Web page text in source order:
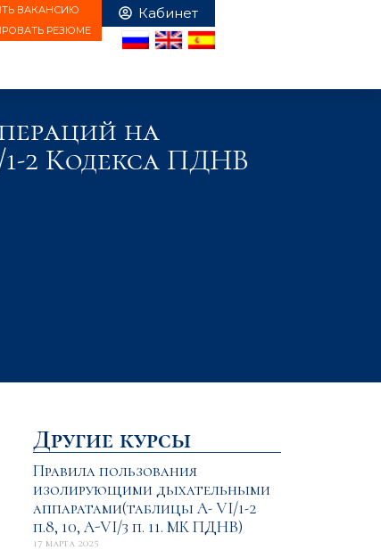
ВАКАНСИЮ
РЕЗЮМЕ
на
1-2 Кодекса ПДНВ
Другие курсы
Правила пользования
изолирующими дыхательными
аппаратами(таблицы А- VI/1-2
п.8, 10, A-VI/3 п. 11. МК ПДНВ)
17 марта 2025